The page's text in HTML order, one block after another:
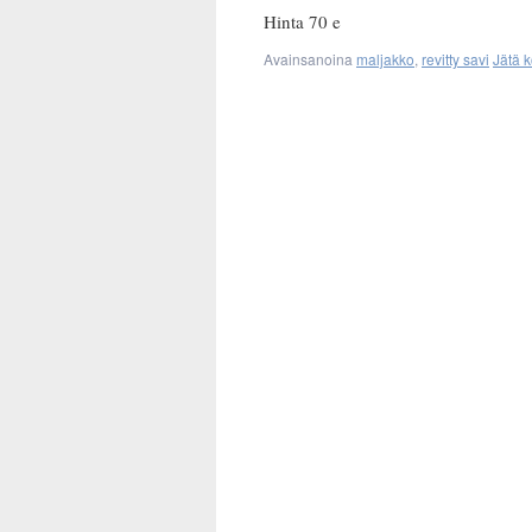
Hinta 70 e
Avainsanoina maljakko, revitty savi Jätä